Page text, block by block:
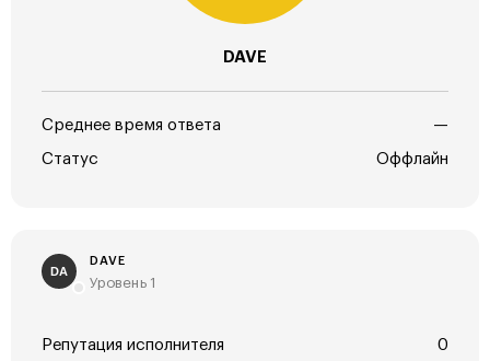
DAVE
Среднее время ответа —
Статус Оффлайн
DA
DAVE
Уровень 1
Репутация исполнителя 0